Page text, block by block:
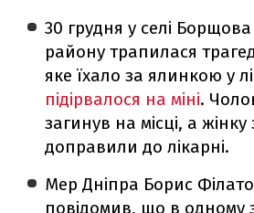
30 грудня у селі Борщова
району трапилася
яке їхало за ялинкою у
підірвалося на міні.
загинув на місці, а
доправили до лікарні.
Мер Дніпра Борис
повідомив, що в одному